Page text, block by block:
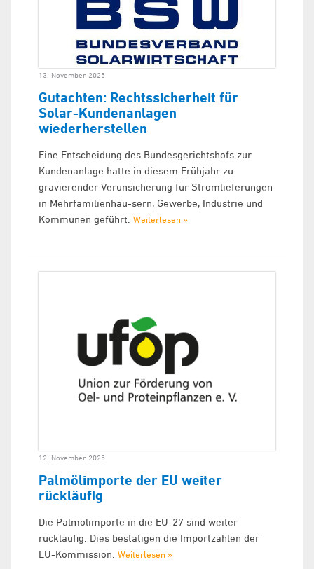
13. November 2025
Gutachten: Rechtssicherheit für
Solar-Kundenanlagen
wiederherstellen
Eine Entscheidung des Bundesgerichtshofs zur
Kundenanlage hatte in diesem Frühjahr zu
gravierender Verunsicherung für Stromlieferungen
in Mehrfamilienhäu-sern, Gewerbe, Industrie und
Kommunen geführt. Weiterlesen »
12. November 2025
Palmölimporte der EU weiter
rückläufig
Die Palmölimporte in die EU-27 sind weiter
rückläufig. Dies bestätigen die Importzahlen der
EU-Kommission. Weiterlesen »